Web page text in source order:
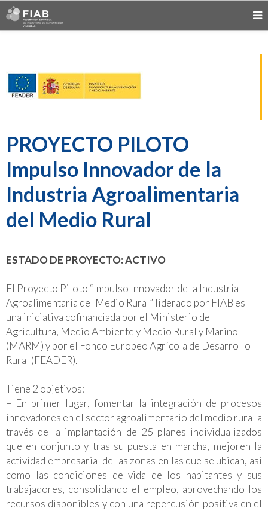
PROYECTO PILOTO
Impulso Innovador de la
Industria Agroalimentaria
del Medio Rural
ESTADO DE PROYECTO: ACTIVO
El Proyecto Piloto “Impulso Innovador de la Industria
Agroalimentaria del Medio Rural” liderado por FIAB es
una iniciativa cofinanciada por el Ministerio de
Agricultura, Medio Ambiente y Medio Rural y Marino
(MARM) y por el Fondo Europeo Agrícola de Desarrollo
Rural (FEADER).
Tiene 2 objetivos:
– En primer lugar, fomentar la integración de procesos
innovadores en el sector agroalimentario del medio rural a
través de la implantación de 25 planes individualizados
que en conjunto y tras su puesta en marcha, mejoren la
actividad empresarial de las zonas en las que se ubican, así
como las condiciones de vida de los habitantes y sus
trabajadores, consolidando el empleo, aprovechando los
recursos disponibles y con una repercusión positiva en el